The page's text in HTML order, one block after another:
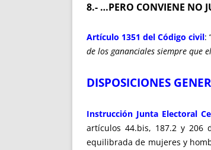
8.- …PERO CONVIENE NO
Artículo 1351 del Código civil:
de los gananciales siempre que
DISPOSICIONES
Instrucción Junta Electoral
artículos 44.bis, 187.2 y 206
equilibrada de mujeres y